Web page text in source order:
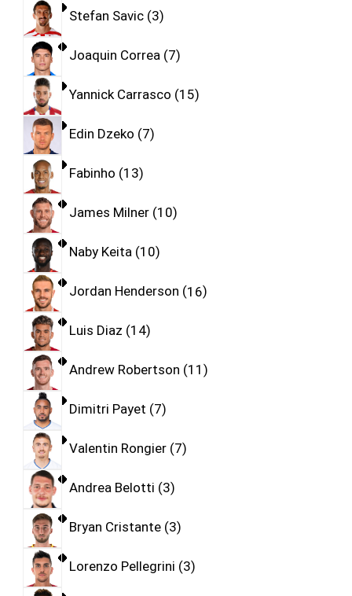
Stefan Savic 3
Joaquin Correa 7
Yannick Carrasco 15
Edin Dzeko 7
Fabinho 13
James Milner 10
Naby Keita 10
Jordan Henderson 16
Luis Diaz 14
Andrew Robertson 11
Dimitri Payet 7
Valentin Rongier 7
Andrea Belotti 3
Bryan Cristante 3
Lorenzo Pellegrini 3